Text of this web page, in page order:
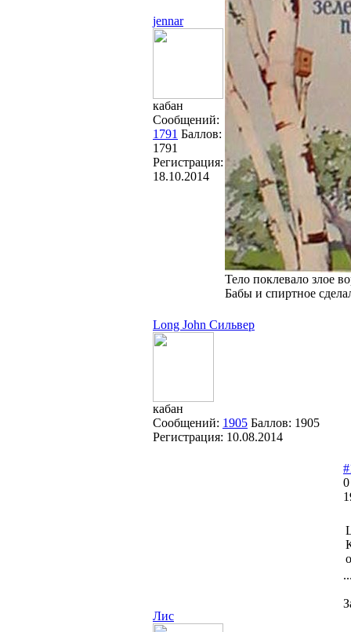
jennar
кабан
Сообщений:
1791 Баллов:
1791
Регистрация:
18.10.2014
Тело поклевало злое
Бабы и спиртное
Long John Сильвер
кабан
Сообщений: 1905 Баллов: 1905
Регистрация: 10.08.2014
Лис
0